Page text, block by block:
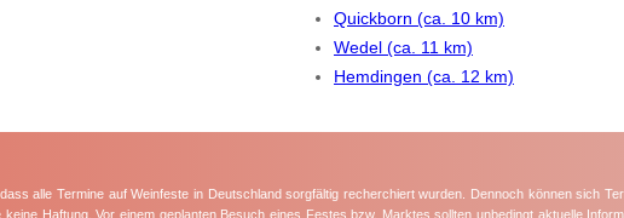
Quickborn (ca. 10 km)
Wedel (ca. 11 km)
Hemdingen (ca. 12 km)
alle Termine auf Weinfeste in Deutschland sorgfältig recherchiert wurden. Dennoch können sich
keine Haftung. Vor einem geplanten Besuch eines Festes bzw. Marktes sollten unbedingt aktuelle